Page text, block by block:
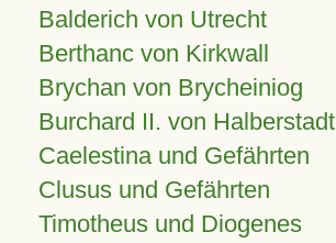
Balderich von Utrecht
Berthanc von Kirkwall
Brychan von Brycheiniog
Burchard II. von Halberstadt
Caelestina und Gefährten
Clusus und Gefährten
Timotheus und Diogenes